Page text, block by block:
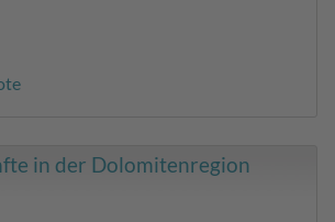
in der Dolomitenregion